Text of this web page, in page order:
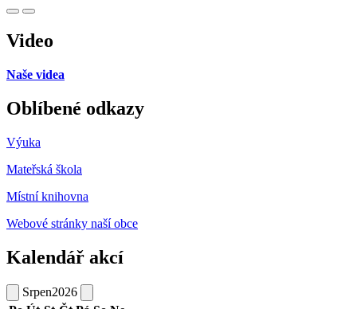
Video
Naše videa
Oblíbené odkazy
Výuka
Mateřská škola
Místní knihovna
Webové stránky naší obce
Kalendář akcí
Srpen2026